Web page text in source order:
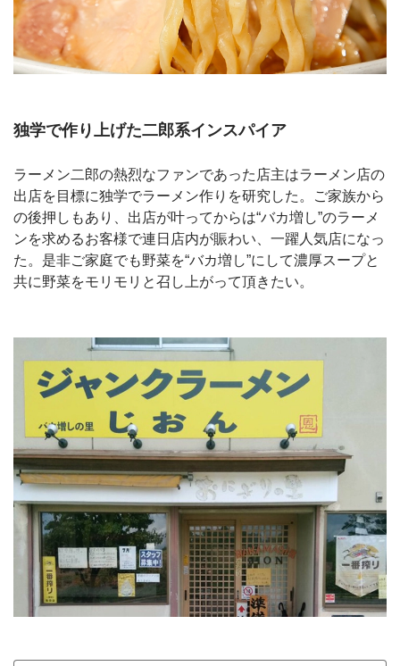
独学で作り上げた二郎系インスパイア
ラーメン二郎の熱烈なファンであった店主はラーメン店の
出店を目標に独学でラーメン作りを研究した。ご家族から
の後押しもあり、出店が叶ってからは“バカ増し”のラーメ
ンを求めるお客様で連日店内が賑わい、一躍人気店になっ
た。是非ご家庭でも野菜を“バカ増し”にして濃厚スープと
共に野菜をモリモリと召し上がって頂きたい。